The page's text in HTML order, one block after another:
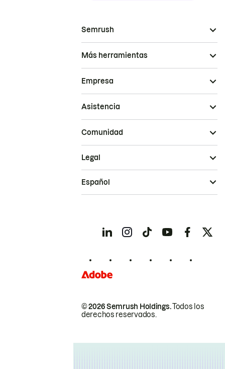
Semrush
Más herramientas
Empresa
Asistencia
Comunidad
© 2026 Semrush Holdings.Todos los
derechos reservados.
Legal
Español